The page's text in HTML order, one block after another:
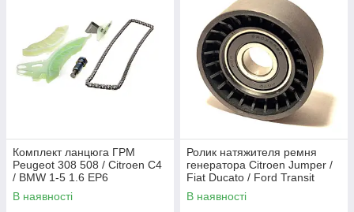
Комплект ланцюга ГРМ
Peugeot 308 508 / Citroen C4
/ BMW 1-5 1.6 EP6
В наявності
Ролик натяжителя ремня
генератора Citroen Jumper /
Fiat Ducato / Ford Transit
В наявності